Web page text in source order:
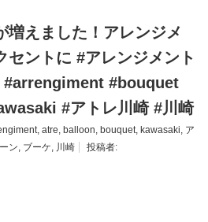
増えました！アレンジメ
セントに #アレンジメント
#arrengiment #bouquet
#アトレ川崎 #川崎
, atre, balloon, bouquet, kawasaki, ア
ン, ブーケ, 川崎
投稿者: